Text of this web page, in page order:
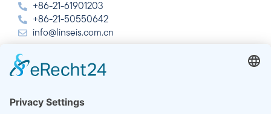
+86-21-61901203
+86-21-50550642
info@linseis.com.cn
린세이즈 열 분석 인도 주식회사 플롯 65, 2층, 사이 엔